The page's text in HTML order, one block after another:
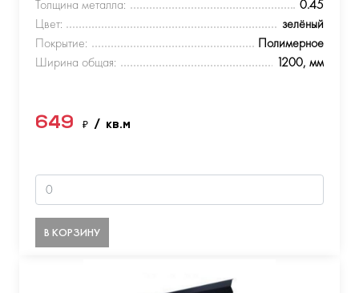
Толщина металла:
0.45
Цвет:
зелёный
Покрытие:
Полимерное
Ширина общая:
1200, мм
649 ₽ / кв.м
В КОРЗИНУ